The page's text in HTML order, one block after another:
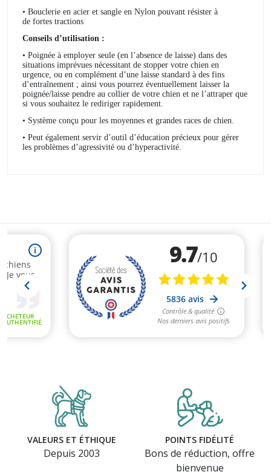
• Bouclerie en acier et sangle en Nylon pouvant résister à
de fortes tractions
Conseils d’utilisation :
• Poignée à employer seule (en l’absence de laisse) dans des
situations imprévues nécessitant de stopper votre chien en
urgence, ou en complément d’une laisse standard à des fins
d’entraînement ; ainsi vous pourrez éventuellement laisser la
poignée/laisse pendre au collier de votre chien et ne l’attraper que
si vous souhaitez le rediriger rapidement.
• Système conçu pour les moyennes et grandes races de chien.
• Peut également servir d’outil d’éducation précieux pour gérer
les problèmes d’agressivité ou d’hyperactivité.
VALEURS ET ÉTHIQUE
Depuis 2003
POINTS FIDÉLITÉ
Bons de réduction, offre
bienvenue